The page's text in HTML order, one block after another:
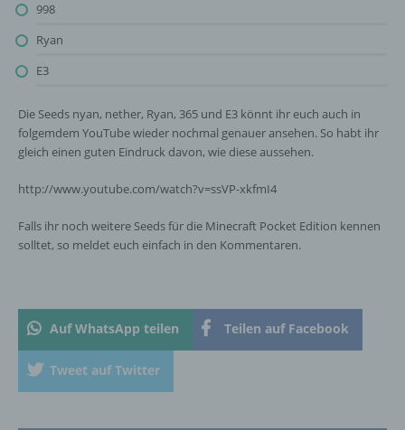
998
Ryan
E3
Die Seeds nyan, nether, Ryan, 365 und E3 könnt ihr euch auch in
folgemdem YouTube wieder nochmal genauer ansehen. So habt ihr
gleich einen guten Eindruck davon, wie diese aussehen.
http://www.youtube.com/watch?v=ssVP-xkfmI4
Falls ihr noch weitere Seeds für die Minecraft Pocket Edition kennen
solltet, so meldet euch einfach in den Kommentaren.
Auf WhatsApp teilen Teilen auf Facebook
Tweet auf Twitter
h) Auftragsverarbeiter
Auftragsverarbeiter ist eine natürliche oder
oder andere Stelle, die personenbezogene
verarbeitet.
Empfänger ist eine natürliche oder juristische
Person, Behörde, Einrichtung oder andere
Stelle, der personenbezogene Daten
offengelegt werden, unabhängig davon, ob
nicht. Behörden, die im Rahmen eines